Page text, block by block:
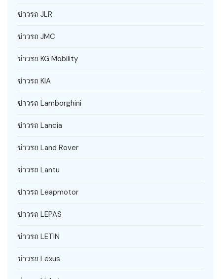
ข่าวรถ JLR
ข่าวรถ JMC
ข่าวรถ KG Mobility
ข่าวรถ KIA
ข่าวรถ Lamborghini
ข่าวรถ Lancia
ข่าวรถ Land Rover
ข่าวรถ Lantu
ข่าวรถ Leapmotor
ข่าวรถ LEPAS
ข่าวรถ LETIN
ข่าวรถ Lexus